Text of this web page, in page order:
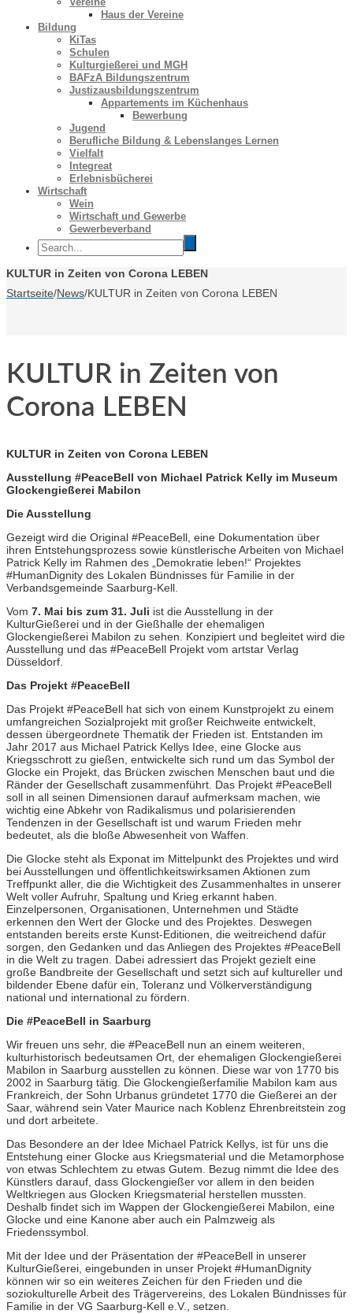
Haus der Vereine
Bildung
KiTas
Schulen
Kulturgießerei und MGH
BAFzA Bildungszentrum
Justizausbildungszentrum
Appartements im Küchenhaus
Bewerbung
Jugend
Berufliche Bildung & Lebenslanges Lernen
Vielfalt
Integreat
Erlebnisbücherei
Wirtschaft
Wein
Wirtschaft und Gewerbe
Gewerbeverband
KULTUR in Zeiten von Corona LEBEN
Startseite/News/KULTUR in Zeiten von Corona LEBEN
KULTUR in Zeiten von
Corona LEBEN
KULTUR in Zeiten von Corona LEBEN
Ausstellung #PeaceBell von Michael Patrick Kelly im Museum
Glockengießerei Mabilon
Die Ausstellung
Gezeigt wird die Original #PeaceBell, eine Dokumentation über
ihren Entstehungsprozess sowie künstlerische Arbeiten von Michael
Patrick Kelly im Rahmen des „Demokratie leben!“ Projektes
#HumanDignity des Lokalen Bündnisses für Familie in der
Verbandsgemeinde Saarburg-Kell.
Vom 7. Mai bis zum 31. Juli ist die Ausstellung in der
KulturGießerei und in der Gießhalle der ehemaligen
Glockengießerei Mabilon zu sehen. Konzipiert und begleitet wird die
Ausstellung und das #PeaceBell Projekt vom artstar Verlag
Düsseldorf.
Das Projekt #PeaceBell
Das Projekt #PeaceBell hat sich von einem Kunstprojekt zu einem
umfangreichen Sozialprojekt mit großer Reichweite entwickelt,
dessen übergeordnete Thematik der Frieden ist. Entstanden im
Jahr 2017 aus Michael Patrick Kellys Idee, eine Glocke aus
Kriegsschrott zu gießen, entwickelte sich rund um das Symbol der
Glocke ein Projekt, das Brücken zwischen Menschen baut und die
Ränder der Gesellschaft zusammenführt. Das Projekt #PeaceBell
soll in all seinen Dimensionen darauf aufmerksam machen, wie
wichtig eine Abkehr von Radikalismus und polarisierenden
Tendenzen in der Gesellschaft ist und warum Frieden mehr
bedeutet, als die bloße Abwesenheit von Waffen.
Die Glocke steht als Exponat im Mittelpunkt des Projektes und wird
bei Ausstellungen und öffentlichkeitswirksamen Aktionen zum
Treffpunkt aller, die die Wichtigkeit des Zusammenhaltes in unserer
Welt voller Aufruhr, Spaltung und Krieg erkannt haben.
Einzelpersonen, Organisationen, Unternehmen und Städte
erkennen den Wert der Glocke und des Projektes. Deswegen
entstanden bereits erste Kunst-Editionen, die weitreichend dafür
sorgen, den Gedanken und das Anliegen des Projektes #PeaceBell
in die Welt zu tragen. Dabei adressiert das Projekt gezielt eine
große Bandbreite der Gesellschaft und setzt sich auf kultureller und
bildender Ebene dafür ein, Toleranz und Völkerverständigung
national und international zu fördern.
Die #PeaceBell in Saarburg
Wir freuen uns sehr, die #PeaceBell nun an einem weiteren,
kulturhistorisch bedeutsamen Ort, der ehemaligen Glockengießerei
Mabilon in Saarburg ausstellen zu können. Diese war von 1770 bis
2002 in Saarburg tätig. Die Glockengießerfamilie Mabilon kam aus
Frankreich, der Sohn Urbanus gründetet 1770 die Gießerei an der
Saar, während sein Vater Maurice nach Koblenz Ehrenbreitstein zog
und dort arbeitete.
Das Besondere an der Idee Michael Patrick Kellys, ist für uns die
Entstehung einer Glocke aus Kriegsmaterial und die Metamorphose
von etwas Schlechtem zu etwas Gutem. Bezug nimmt die Idee des
Künstlers darauf, dass Glockengießer vor allem in den beiden
Weltkriegen aus Glocken Kriegsmaterial herstellen mussten.
Deshalb findet sich im Wappen der Glockengießerei Mabilon, eine
Glocke und eine Kanone aber auch ein Palmzweig als
Friedenssymbol.
Mit der Idee und der Präsentation der #PeaceBell in unserer
KulturGießerei, eingebunden in unser Projekt #HumanDignity
können wir so ein weiteres Zeichen für den Frieden und die
soziokulturelle Arbeit des Trägervereins, des Lokalen Bündnisses für
Familie in der VG Saarburg-Kell e.V., setzen.